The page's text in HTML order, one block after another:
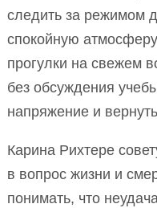
следить за режимом
спокойную
прогулки на свежем
без обсуждения
напряжение и
Карина Рихтере
в вопрос жизни и
понимать, что